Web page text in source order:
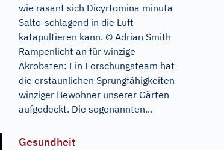
wie rasant sich Dicyrtomina minuta
Salto-schlagend in die Luft
katapultieren kann. © Adrian Smith
Rampenlicht an für winzige
Akrobaten: Ein Forschungsteam hat
die erstaunlichen Sprungfähigkeiten
winziger Bewohner unserer Gärten
aufgedeckt. Die sogenannten...
Gesundheit